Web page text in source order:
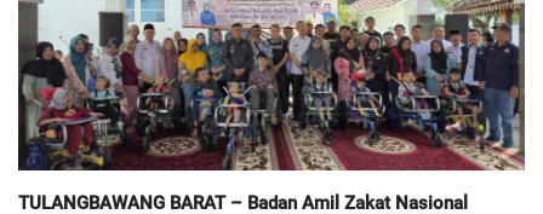
Pendidikan
Ekonomi
Olahraga
TULANGBAWANG BARAT – Badan Amil Zakat Nasional